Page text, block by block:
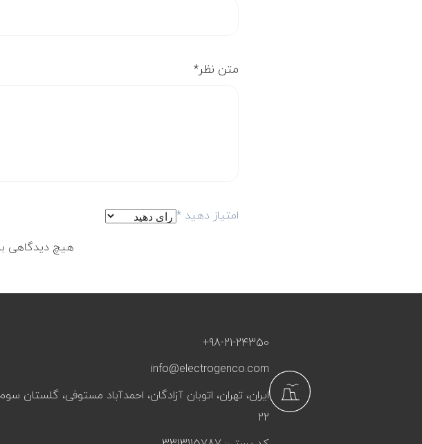
متن نظر*
امتیاز دهید*
هیچ دیدگاهی
+98-21-24350
info@electrogenco.com
ایران، تهران، اتوبان آزادگان، احمدآباد مستوفی، گلستان
22